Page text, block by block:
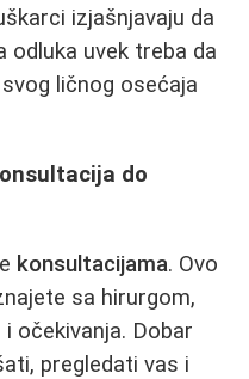
izjašnjavaju da
odluka uvek treba da
ličnog osećaja
do
konsultacijama. Ovo
sa hirurgom,
očekivanja. Dobar
pregledati vas i